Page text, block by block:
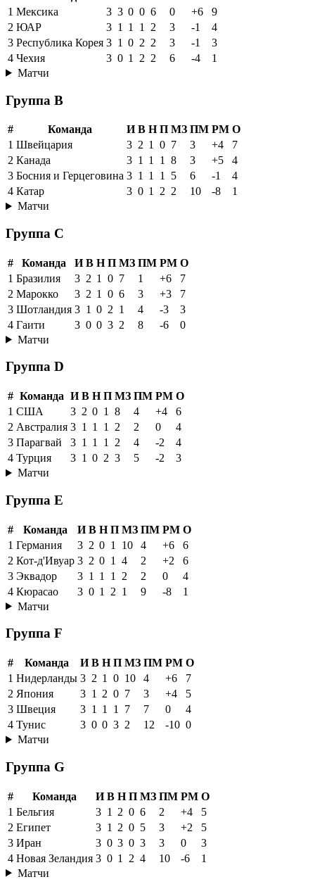
1 Мексика 3 3 0 0 6 0 +6
9
2 ЮАР 3 1 1 1 2 3 -1
4
3 Республика Корея 3 1 0 2 2 3 -1
3
4 Чехия 3 0 1 2 2 6 -4
1
Матчи
Группа B
# Команда И В Н П МЗ ПМ РМ О
1 Швейцария 3 2 1 0 7 3 +4
7
2 Канада 3 1 1 1 8 3 +5
4
3 Босния и Герцеговина 3 1 1 1 5 6 -1
4
4 Катар 3 0 1 2 2 10 -8
1
Матчи
Группа C
# Команда И В Н П МЗ ПМ РМ О
1 Бразилия 3 2 1 0 7 1 +6
7
2 Марокко 3 2 1 0 6 3 +3
7
3 Шотландия 3 1 0 2 1 4 -3
3
4 Гаити 3 0 0 3 2 8 -6
0
Матчи
Группа D
# Команда И В Н П МЗ ПМ РМ О
1 США 3 2 0 1 8 4 +4
6
2 Австралия 3 1 1 1 2 2 0
4
3 Парагвай 3 1 1 1 2 4 -2
4
4 Турция 3 1 0 2 3 5 -2
3
Матчи
Группа E
# Команда И В Н П МЗ ПМ РМ О
1 Германия 3 2 0 1 10 4 +6
6
2 Кот-д'Ивуар 3 2 0 1 4 2 +2
6
3 Эквадор 3 1 1 1 2 2 0
4
4 Кюрасао 3 0 1 2 1 9 -8
1
Матчи
Группа F
# Команда И В Н П МЗ ПМ РМ О
1 Нидерланды 3 2 1 0 10 4 +6
7
2 Япония 3 1 2 0 7 3 +4
5
3 Швеция 3 1 1 1 7 7 0
4
4 Тунис 3 0 0 3 2 12 -10 0
Матчи
Группа G
# Команда И В Н П МЗ ПМ РМ О
1 Бельгия 3 1 2 0 6 2 +4
5
2 Египет 3 1 2 0 5 3 +2
5
3 Иран 3 0 3 0 3 3 0
3
4 Новая Зеландия 3 0 1 2 4 10 -6
1
Матчи